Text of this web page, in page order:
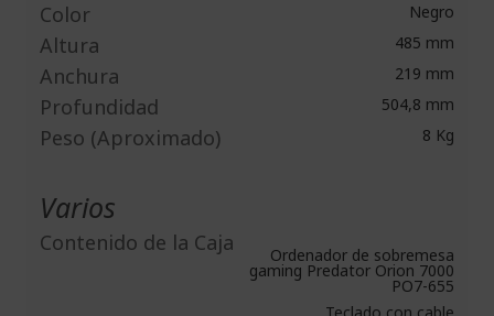
Color Negro
Altura 485 mm
Anchura 219 mm
Profundidad 504,8 mm
Peso (Aproximado) 8 Kg
Varios
Contenido de la Caja Ordenador de sobremesa
gaming Predator Orion 7000
PO7-655